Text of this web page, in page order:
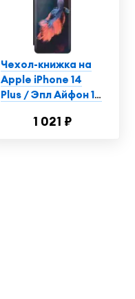
защитой от
прилипания /
Прозрачный
Чехол-книжка на
Apple iPhone 14
Plus / Эпл Айфон 14
"Красно-синяя
1 021 ₽